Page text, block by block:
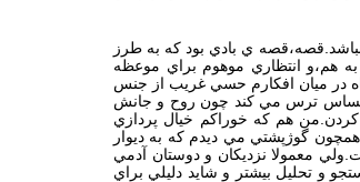
ي بادي بود كه به طرز
هم،و انتظاري موهوم براي موعظه
در ميان افكارم حسي غريب از جنس
ترس مي كند چون روح و جانش
هم كه خوراكم خيال پردازي
گوژپشتي مي ديدم كه به ديوار
معمولا نزديكان و دوستان آدمي
و تحليل بيشتر و شايد دليلي براي